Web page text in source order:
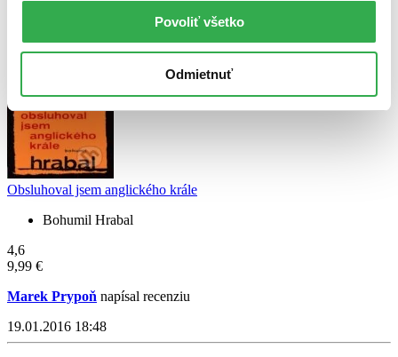
Povoliť všetko
Odmietnuť
Obsluhoval jsem anglického krále
Bohumil Hrabal
4,6
9,99 €
Marek Prypoň napísal recenziu
19.01.2016 18:48